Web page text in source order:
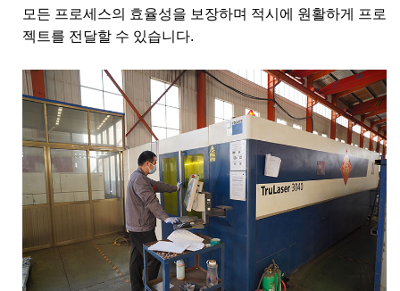
모든 ​​프로세스의 효율성을 보장하며 적시에 원활하게 프로
젝트를 전달할 수 있습니다.